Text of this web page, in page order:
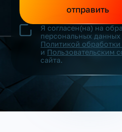
отправить
Я согласен(на) на
персональных данных
Политикой
и Пользовательским
сайта.